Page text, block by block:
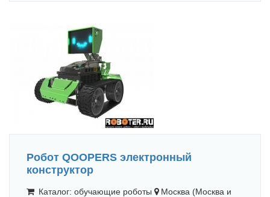
Робот QOOPERS электронный
конструктор
Каталог: обучающие роботы
Москва (Москва и